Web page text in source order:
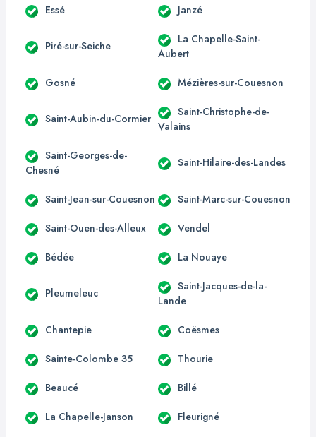
Essé Janzé
Piré-sur-Seiche
La Chapelle-Saint-
Aubert
Gosné Mézières-sur-Couesnon
Saint-Aubin-du-Cormier
Saint-Christophe-de-
Valains
Saint-Georges-de-
Chesné
Saint-Hilaire-des-Landes
Saint-Jean-sur-Couesnon Saint-Marc-sur-Couesnon
Saint-Ouen-des-Alleux Vendel
Bédée La Nouaye
Pleumeleuc
Saint-Jacques-de-la-
Lande
Chantepie Coësmes
Sainte-Colombe 35 Thourie
Beaucé Billé
La Chapelle-Janson Fleurigné